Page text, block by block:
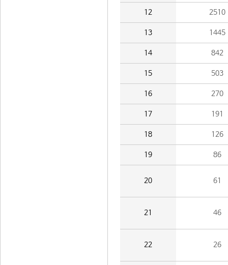
12 2510
13 1445
14 842
15 503
16 270
17 191
18 126
19 86
20 61
21 46
22 26